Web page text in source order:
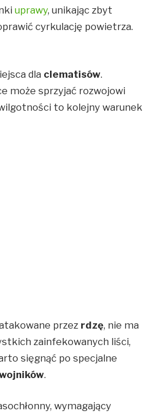
uprawy, unikając zbyt
cyrkulację powietrza.
dla clematisów.
może sprzyjać rozwojowi
to kolejny warunek
przez rdzę, nie ma
zainfekowanych liści,
sięgnąć po specjalne
.
wymagający